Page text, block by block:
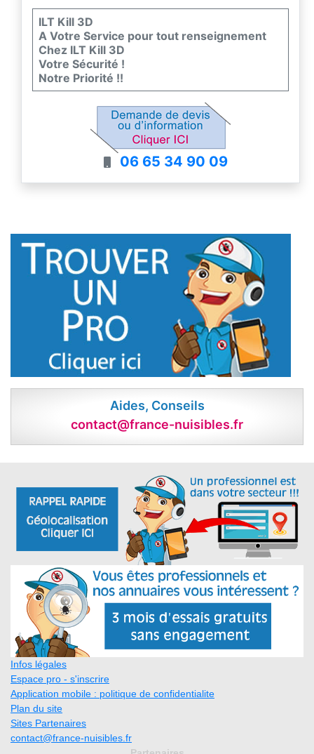
ILT Kill 3D
A Votre Service pour tout renseignement
Chez ILT Kill 3D
Votre Sécurité !
Notre Priorité !!
06 65 34 90 09
Aides, Conseils
contact@france-nuisibles.fr
Infos légales
Espace pro - s'inscrire
Application mobile : politique de confidentialite
Plan du site
Sites Partenaires
contact@france-nuisibles.fr